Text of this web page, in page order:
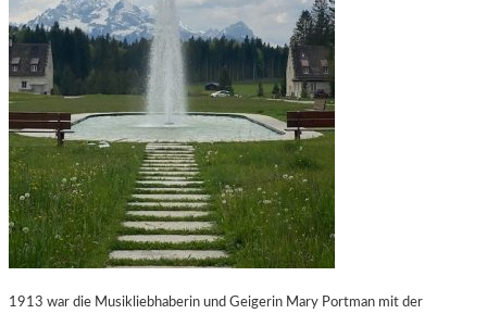
1913 war die Musikliebhaberin und Geigerin Mary Portman mit der